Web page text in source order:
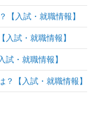
【入試・就職情報】
入試・就職情報】
試・就職情報】
【入試・就職情報】